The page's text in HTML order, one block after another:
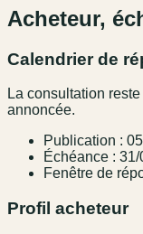
Acheteur,
Calendrier de
La consultation
annoncée.
Publication :
Échéance :
Fenêtre de
Profil acheteur